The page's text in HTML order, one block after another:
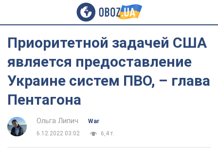
Приоритетной задачей США
является предоставление
Украине систем ПВО, – глава
Пентагона
Ольга Липич
War
6.12.2022 03:02
6,4 т.